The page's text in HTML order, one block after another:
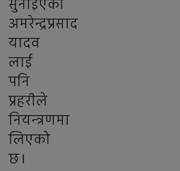
सुनाइएका
अमरेन्द्रप्रसाद
यादव
लाई
पनि
प्रहरीले
नियन्त्रणमा
लिएको
छ।